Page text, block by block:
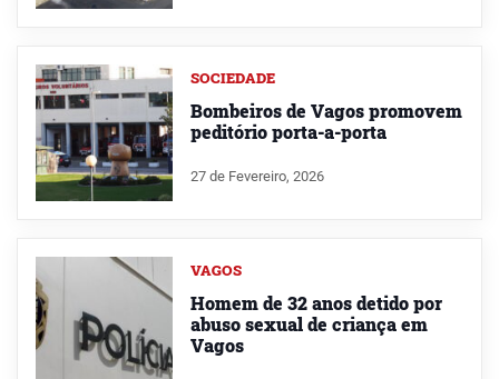
SOCIEDADE
Bombeiros de Vagos promovem
peditório porta-a-porta
27 de Fevereiro, 2026
VAGOS
Homem de 32 anos detido por
abuso sexual de criança em
Vagos